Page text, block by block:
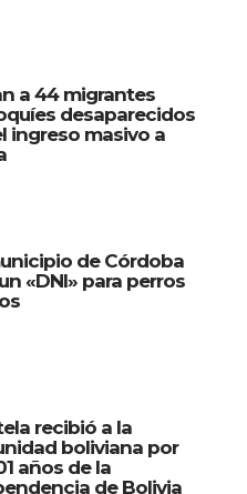
a 44 migrantes
desaparecidos
ingreso masivo a
de Córdoba
«DNI» para perros
recibió a la
boliviana por
años de la
de Bolivia